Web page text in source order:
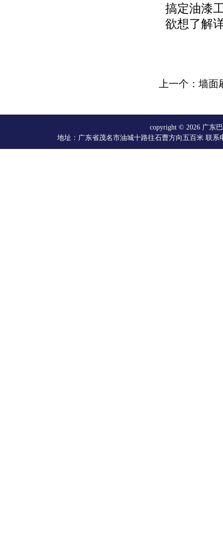
搞定油漆
欲想了解
上一个：墙
copyright © 2026 广东
地址：广东省茂名市油城十路往石曹方向五百米 联系